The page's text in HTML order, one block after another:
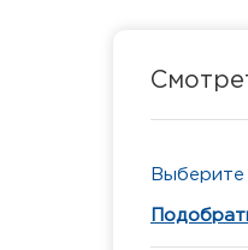
Выберите